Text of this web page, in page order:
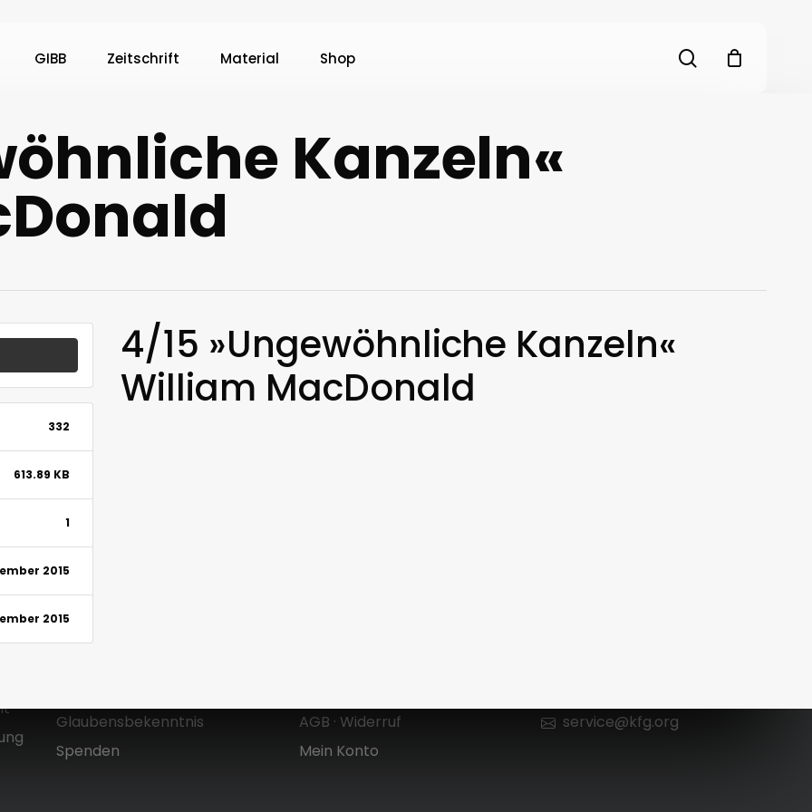
GIBB Zeitschrift Material Shop search
Kanzeln«
332
613.89 KB
1
2015
2015
4/15 »Ungewöhnliche Kanzeln«
William MacDonald
Über uns
Glaubensbekenntnis
Spenden
AGB · Widerruf
Mein Konto
service@kfg.org